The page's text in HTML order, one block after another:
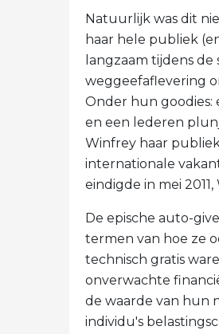
Natuurlijk was dit
haar hele publiek
langzaam tijdens
weggeefaflevering
Onder hun goodies:
en een lederen
Winfrey haar
internationale
eindigde in mei
De epische auto-
termen van hoe ze
technisch gratis
onverwachte
de waarde van hun
individu's